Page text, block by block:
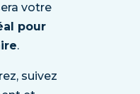
votre
pour
.
suivez